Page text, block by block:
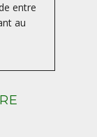
entre
au